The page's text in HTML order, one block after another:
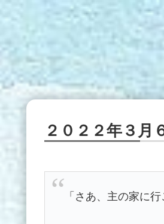
２０２２年３月
「さあ、主の家に